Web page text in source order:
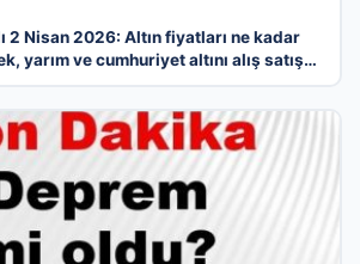
2 Nisan 2026: Altın fiyatları ne kadar
yarım ve cumhuriyet altını alış satış